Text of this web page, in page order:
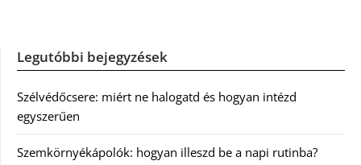
Legutóbbi bejegyzések
Szélvédőcsere: miért ne halogatd és hogyan intézd
egyszerűen
Szemkörnyékápolók: hogyan illeszd be a napi rutinba?